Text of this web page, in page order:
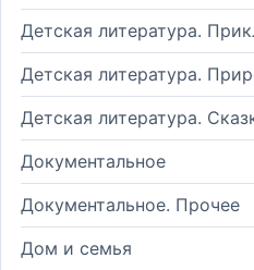
Детская литература.
Детская литература.
Детская литература.
Документальное
Документальное. Прочее
Дом и семья